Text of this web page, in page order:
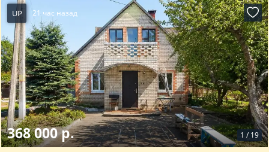
UP 21 час назад
1 / 19
368 000 р.